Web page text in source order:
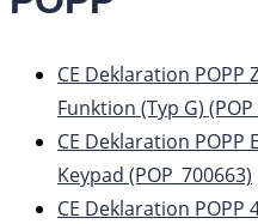
CE Deklaration
Funktion (Typ G)
CE Deklaration POPP
Keypad (POP_700663)
CE Deklaration POPP